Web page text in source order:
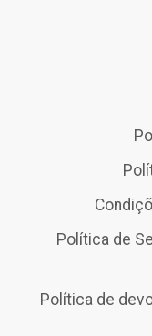
Política de
Política de